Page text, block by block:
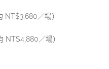
NT$3,680／場）
NT$4,880／場）